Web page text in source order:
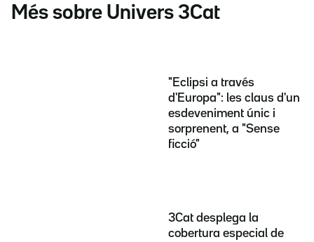
Més sobre Univers 3Cat
"Eclipsi a través
d'Europa": les claus d'un
esdeveniment únic i
sorprenent, a "Sense
ficció"
3Cat desplega la
cobertura especial de